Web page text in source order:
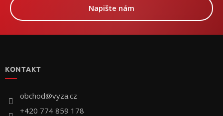
Napište nám
KONTAKT
obchod@vyza.cz
+420 774 859 178